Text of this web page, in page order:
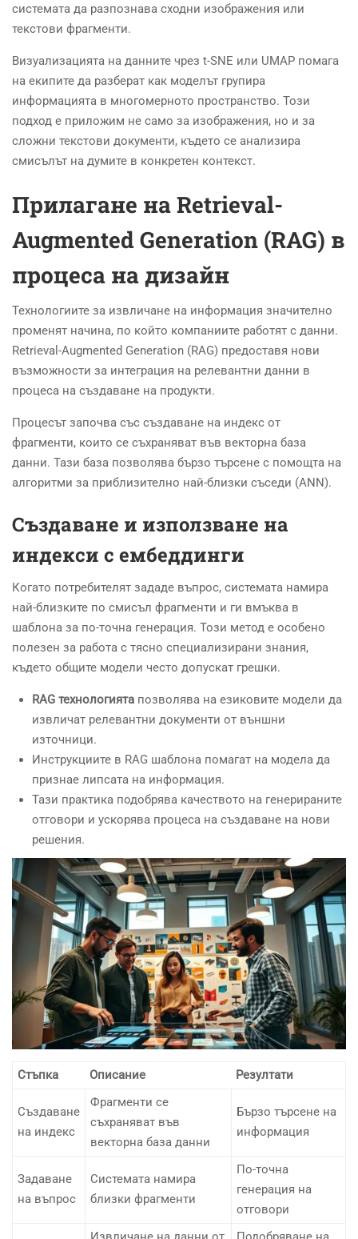
системата да разпознава сходни изображения или
текстови фрагменти.
Визуализацията на данните чрез t-SNE или UMAP помага
на екипите да разберат как моделът групира
информацията в многомерното пространство. Този
подход е приложим не само за изображения, но и за
сложни текстови документи, където се анализира
смисълът на думите в конкретен контекст.
Прилагане на Retrieval-
Augmented Generation (RAG) в
процеса на дизайн
Технологиите за извличане на информация значително
променят начина, по който компаниите работят с данни.
Retrieval-Augmented Generation (RAG) предоставя нови
възможности за интеграция на релевантни данни в
процеса на създаване на продукти.
Процесът започва със създаване на индекс от
фрагменти, които се съхраняват във векторна база
данни. Тази база позволява бързо търсене с помощта на
алгоритми за приблизително най-близки съседи (ANN).
Създаване и използване на
индекси с ембеддинги
Когато потребителят зададе въпрос, системата намира
най-близките по смисъл фрагменти и ги вмъква в
шаблона за по-точна генерация. Този метод е особено
полезен за работа с тясно специализирани знания,
където общите модели често допускат грешки.
RAG технологията позволява на езиковите модели да
извличат релевантни документи от външни
източници.
Инструкциите в RAG шаблона помагат на модела да
признае липсата на информация.
Тази практика подобрява качеството на генерираните
отговори и ускорява процеса на създаване на нови
решения.
Стъпка Описание Резултати
Създаване
на индекс
Фрагменти се
съхраняват във
векторна база данни
Бързо търсене на
информация
Задаване
на въпрос
Системата намира
близки фрагменти
По-точна
генерация на
отговори